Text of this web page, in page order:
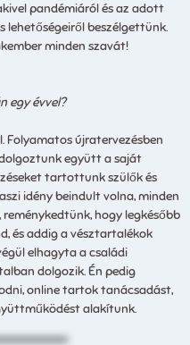
pandémiáról és az adott
beszélgettünk.
minden szavát!
egy évvel?
Folyamatos újratervezésben
együtt a saját
tartottunk szülők és
idény beindult volna, minden
hogy legkésőbb
és addig a vésztartalékok
elhagyta a családi
dolgozik. Én pedig
online tartok tanácsadást,
alakítunk.